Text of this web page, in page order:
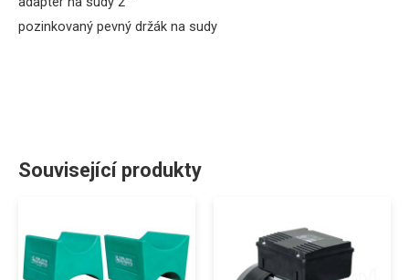
pozinkovaný pevný držák na sudy
Související produkty